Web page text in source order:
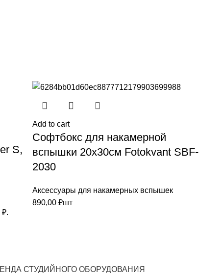
S,
₽.
Add to cart
Софтбокс для накамерной
вспышки 20х30см Fotokvant SBF-
2030
Аксессуары для накамерных вспышек
890,00₽шт
СТУДИЙНОГО ОБОРУДОВАНИЯ